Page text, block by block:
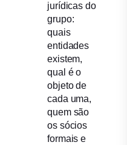
jurídicas do
grupo:
quais
entidades
existem,
qual é o
objeto de
cada uma,
quem são
os sócios
formais e